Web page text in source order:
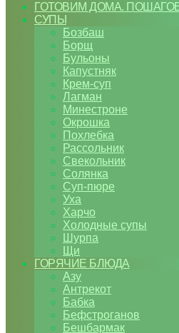
ГОТОВИМ ДОМА.
СУПЫ
Бозбаш
Борщ
Бульоны
Капустняк
Крем-суп
Лагман
Минестроне
Окрошка
Похлебка
Рассольник
Свекольник
Солянка
Суп-пюре
Уха
Харчо
Холодные супы
Шурпа
Щи
ГОРЯЧИЕ БЛЮДА
Азу
Антрекот
Бабка
Бефстроганов
Бешбармак